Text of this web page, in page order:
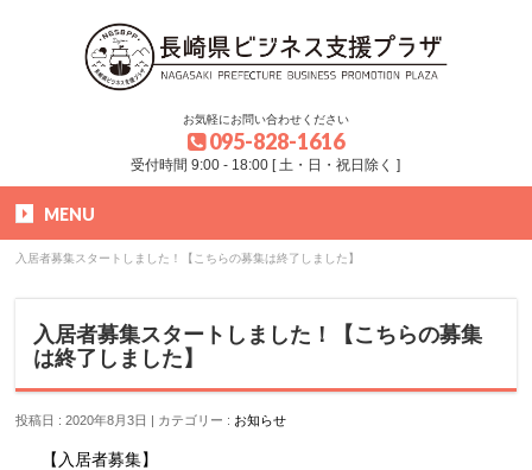
お気軽にお問い合わせください
095-828-1616
受付時間 9:00 - 18:00 [ 土・日・祝日除く ]
MENU
入居者募集スタートしました！【こちらの募集は終了しました】
入居者募集スタートしました！【こちらの募集
は終了しました】
投稿日 : 2020年8月3日 カテゴリー : お知らせ
【入居者募集】